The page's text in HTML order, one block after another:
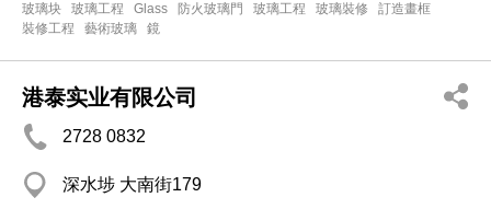
玻璃块 玻璃工程 Glass 防火玻璃門 玻璃工程 玻璃裝修
訂造畫框
裝修工程
藝術玻璃 鏡
港泰实业有限公司
2728 0832
深水埗 大南街179